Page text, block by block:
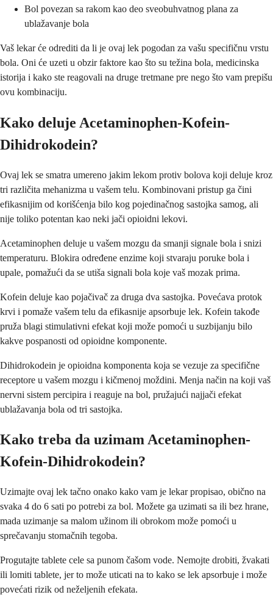
Bol povezan sa rakom kao deo sveobuhvatnog plana za
ublažavanje bola
Vaš lekar će odrediti da li je ovaj lek pogodan za vašu specifičnu vrstu
bola. Oni će uzeti u obzir faktore kao što su težina bola, medicinska
istorija i kako ste reagovali na druge tretmane pre nego što vam prepišu
ovu kombinaciju.
Kako deluje Acetaminophen-Kofein-
Dihidrokodein?
Ovaj lek se smatra umereno jakim lekom protiv bolova koji deluje kroz
tri različita mehanizma u vašem telu. Kombinovani pristup ga čini
efikasnijim od korišćenja bilo kog pojedinačnog sastojka samog, ali
nije toliko potentan kao neki jači opioidni lekovi.
Acetaminophen deluje u vašem mozgu da smanji signale bola i snizi
temperaturu. Blokira određene enzime koji stvaraju poruke bola i
upale, pomažući da se utiša signali bola koje vaš mozak prima.
Kofein deluje kao pojačivač za druga dva sastojka. Povećava protok
krvi i pomaže vašem telu da efikasnije apsorbuje lek. Kofein takođe
pruža blagi stimulativni efekat koji može pomoći u suzbijanju bilo
kakve pospanosti od opioidne komponente.
Dihidrokodein je opioidna komponenta koja se vezuje za specifične
receptore u vašem mozgu i kičmenoj moždini. Menja način na koji vaš
nervni sistem percipira i reaguje na bol, pružajući najjači efekat
ublažavanja bola od tri sastojka.
Kako treba da uzimam Acetaminophen-
Kofein-Dihidrokodein?
Uzimajte ovaj lek tačno onako kako vam je lekar propisao, obično na
svaka 4 do 6 sati po potrebi za bol. Možete ga uzimati sa ili bez hrane,
mada uzimanje sa malom užinom ili obrokom može pomoći u
sprečavanju stomačnih tegoba.
Progutajte tablete cele sa punom čašom vode. Nemojte drobiti, žvakati
ili lomiti tablete, jer to može uticati na to kako se lek apsorbuje i može
povećati rizik od neželjenih efekata.